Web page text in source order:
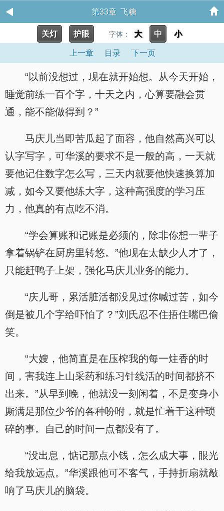
第33章 飞糖
关灯 护眼 字体： 大 中 小
上一章 目录 下一页
“以前没想过，现在就开始想。从今天开始，
睡觉前练一百个字，十天之内，心算要融会贯
通，能不能做得到？”
马庆儿当即苦瓜起了面容，他自然高兴可以
认字写字，可华溪的要求不是一般的高，一天就
要他记住数字怎么写，三天内就要他快速换算加
减，如今又要他练大字，这种高强度的学习压
力，他真的有点吃不消。
“学会算账和记账是必须的，除非你想一辈子
拿着锅铲在厨房里转悠。”他现在太缺少人才了，
只能赶鸭子上架，强化马庆儿业务的能力。
“庆儿哥，累活脏活都没见过你喊过苦，如今
倒是被几个字给吓怕了？”刘氏忍不住捂住嘴巴偷
笑。
“大嫂，他简直是在压榨我的每一炷香的时
间，害我连上山采药和练习针线活的时间都挤不
出来。”从早到晚，他就没一刻闲着，不是变身小
厮满足那位少爷的各种吩咐，就是忙着干这种琐
碎的事。自己的时间一点都没有了。
“没出息，惦记那点小钱，怎么成大事，眼光
给我放远点。”华溪跟他可不客气，手持折扇就敲
响了马庆儿的脑袋。